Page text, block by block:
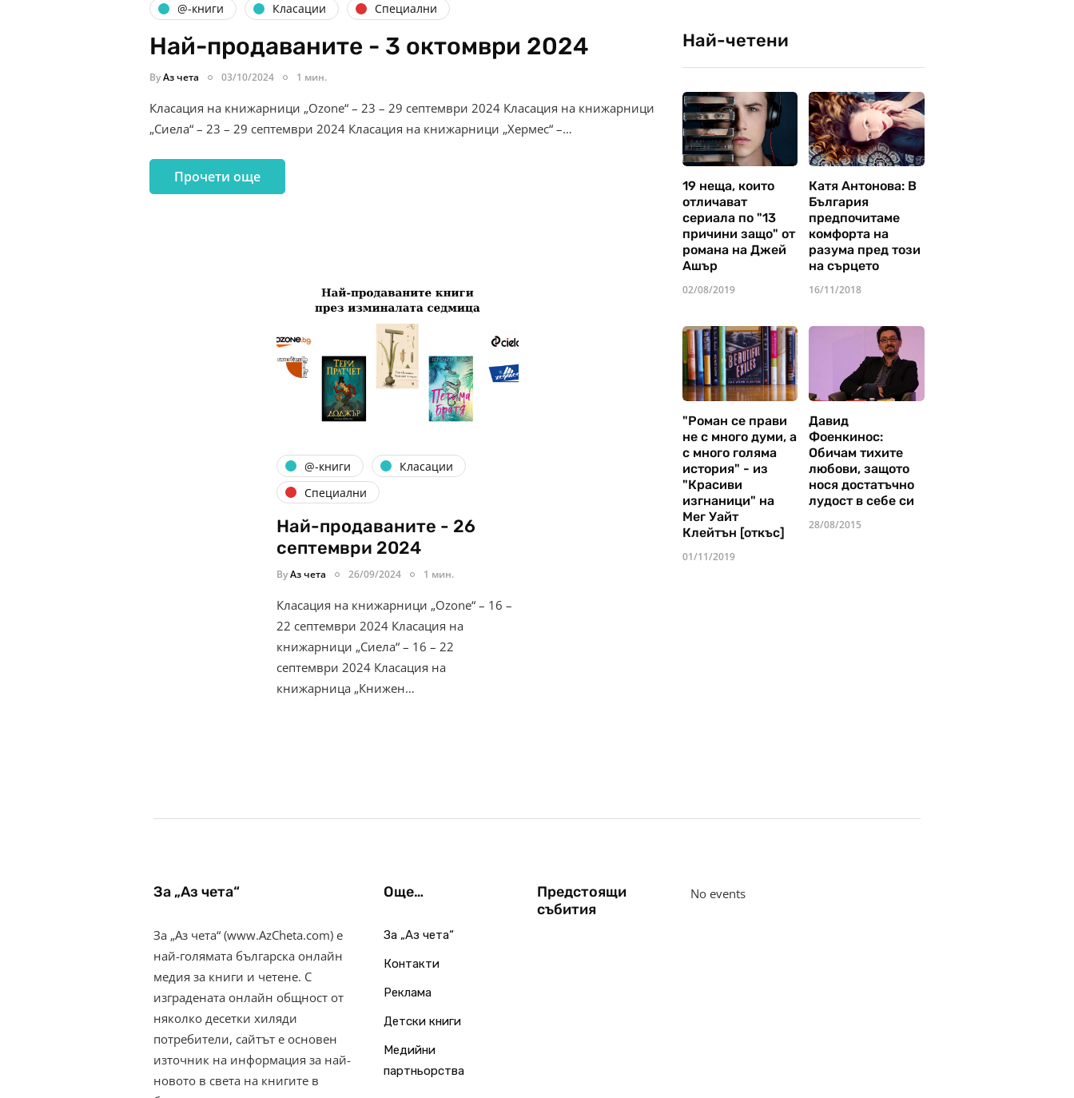
@-книги Класации Специални
Най-продаваните - 3 октомври 2024
ByАз чета 03/10/2024 1 мин.
Класация на книжарници „Ozone“ – 23 – 29 септември 2024 Класация на книжарници
„Сиела“ – 23 – 29 септември 2024 Класация на книжарници „Хермес“ –…
Прочети още
@-книги
Класации
Специални
Най-продаваните - 26
септември 2024
ByАз чета 26/09/2024 1 мин.
Класация на книжарници „Ozone“ – 16 –
22 септември 2024 Класация на
книжарници „Сиела“ – 16 – 22
септември 2024 Класация на
книжарница „Книжен…
Най-четени
19 неща, които
отличават
сериала по "13
причини защо" от
романа на Джей
Ашър
02/08/2019
Катя Антонова: В
България
предпочитаме
комфорта на
разума пред този
на сърцето
16/11/2018
"Роман се прави
не с много думи, а
с много голяма
история" - из
"Красиви
изгнаници" на
Мег Уайт
Клейтън [откъс]
01/11/2019
Давид
Фоенкинос:
Обичам тихите
любови, защото
нося достатъчно
лудост в себе си
28/08/2015
За „Аз чета“
За „Аз чета“ (www.AzCheta.com) е
най-голямата българска онлайн
медия за книги и четене. С
изградената онлайн общност от
няколко десетки хиляди
потребители, сайтът е основен
източник на информация за най-
новото в света на книгите в
Още…
За „Аз чета“
Контакти
Реклама
Детски книги
Медийни
партньорства
Предстоящи
събития
No events